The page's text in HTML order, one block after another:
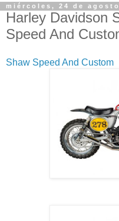
miércoles, 24 de
Harley Davidson
Speed And
Shaw Speed And Custom